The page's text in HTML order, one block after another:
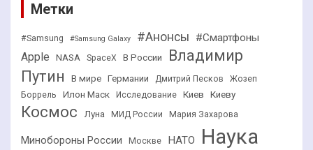
Метки
#Samsung #Samsung Galaxy #Анонсы #Смартфоны
Apple NASA SpaceX В России
Владимир
Путин
В мире Германии Дмитрий Песков
Жозеп
Боррель
Илон Маск Исследование Киев Киеву
Космос Луна МИД России Мария Захарова
Минобороны России Москве НАТО Наука